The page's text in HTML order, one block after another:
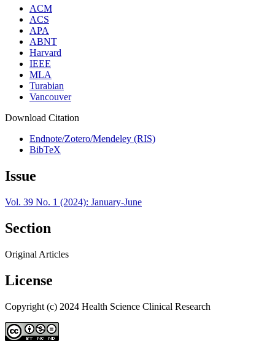
ACM
ACS
APA
ABNT
Harvard
IEEE
MLA
Turabian
Vancouver
Download Citation
Endnote/Zotero/Mendeley (RIS)
BibTeX
Issue
Vol. 39 No. 1 (2024): January-June
Section
Original Articles
License
Copyright (c) 2024 Health Science Clinical Research